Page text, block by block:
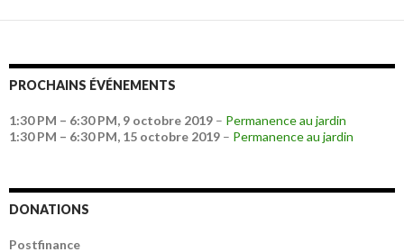
PROCHAINS ÉVÉNEMENTS
1:30 PM – 6:30 PM, 9 octobre 2019 – Permanence au jardin
1:30 PM – 6:30 PM, 15 octobre 2019 – Permanence au jardin
DONATIONS
Postfinance